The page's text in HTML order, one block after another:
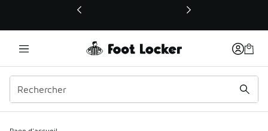
Ce lien ouvrira une nouvelle fenêtre